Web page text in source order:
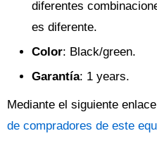
diferentes
es diferente.
Color: Black/green.
Garantía: 1 years.
Mediante el siguiente
de compradores de este